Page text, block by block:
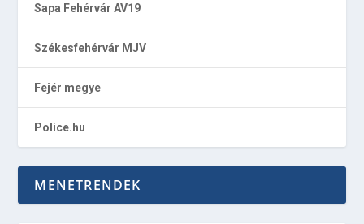
Sapa Fehérvár AV19
Székesfehérvár MJV
Fejér megye
Police.hu
MENETRENDEK